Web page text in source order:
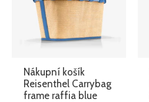
Nákupní košík
Reisenthel Carrybag
frame raffia blue